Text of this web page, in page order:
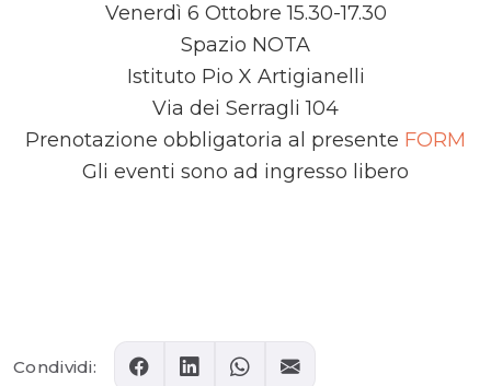
Venerdì 6 Ottobre 15.30-17.30
Spazio NOTA
Istituto Pio X Artigianelli
Via dei Serragli 104
Prenotazione obbligatoria al presente FORM
Gli eventi sono ad ingresso libero
Condividi: